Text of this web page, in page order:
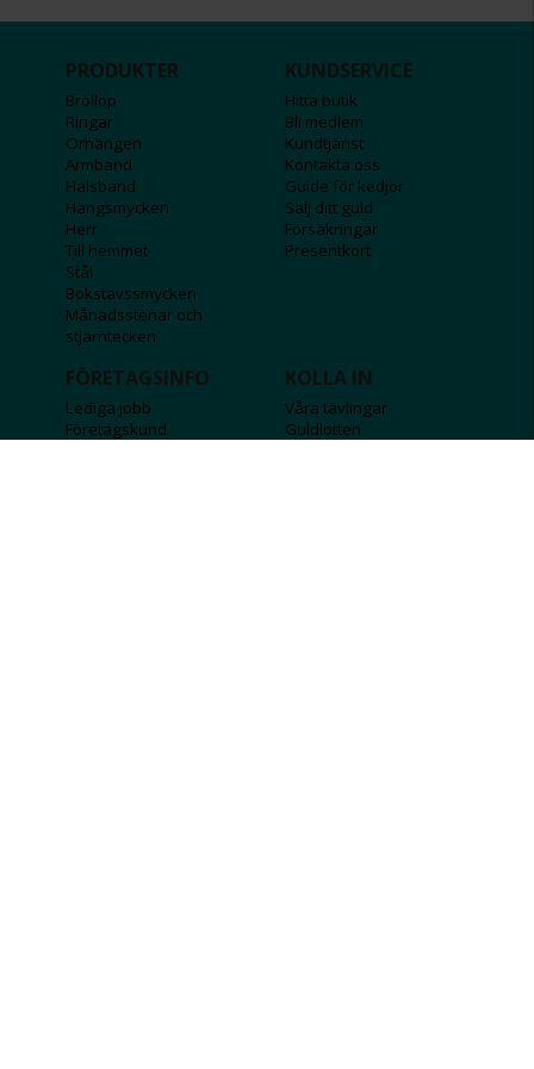
PRODUKTER
Bröllop
Ringar
Örhängen
Armband
Halsband
Hängsmycken
Herr
Till hemmet
Stål
Bokstavssmycken
Månadsstenar och
stjärntecken
KUNDSERVICE
Hitta butik
Bli medlem
Kundtjänst
Kontakta oss
Guide för kedjor
Sälj ditt guld
Försäkringar
Presentkort
FÖRETAGSINFO
Lediga jobb
Företagskund
KOLLA IN
Våra tävlingar
Guldlotten